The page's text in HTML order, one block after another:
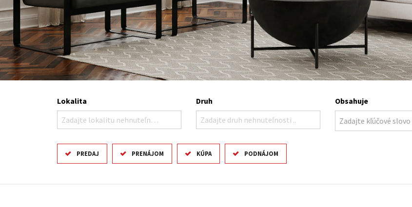
Lokalita
Zadajte lokalitu nehnuteľnosti ..
Druh
Zadajte druh nehnuteľnosti ..
Obsahuje
PREDAJ PRENÁJOM KÚPA PODNÁJOM